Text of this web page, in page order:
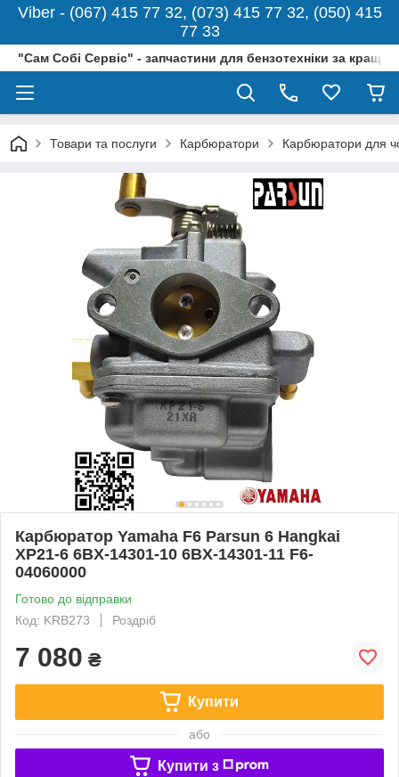
Viber - (067) 415 77 32, (073) 415 77 32, (050) 415
77 33
"Сам Собі Сервіс" - запчастини для бензотехніки за
Товари та послуги Карбюратори Карбюратори для
Карбюратор Yamaha F6 Parsun 6 Hangkai
XP21-6 6BX-14301-10 6BX-14301-11 F6-
04060000
Готово до відправки
Код: KRB273
Роздріб
7 080 ₴
Купити
або
Купити з